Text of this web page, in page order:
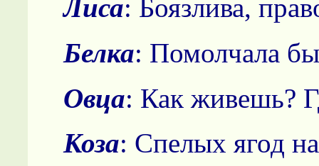
Лиса: Боязлива,
Белка: Помолчала
Овца: Как живешь?
Коза: Спелых ягод